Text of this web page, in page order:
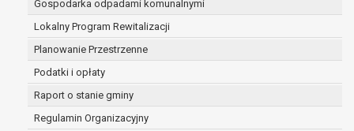
Gospodarka odpadami komunalnymi
Lokalny Program Rewitalizacji
Planowanie Przestrzenne
Podatki i opłaty
Raport o stanie gminy
Regulamin Organizacyjny
(merytorycznych), a także obowiązków i
zadań zleconych przez instytucje
nadrzędne wobec Gminy;
zawarcia i realizacji umów;
ochrony żywotnych interesów osoby, której
dane dotyczą, lub innej osoby fizycznej;
wykonania zadania realizowanego w